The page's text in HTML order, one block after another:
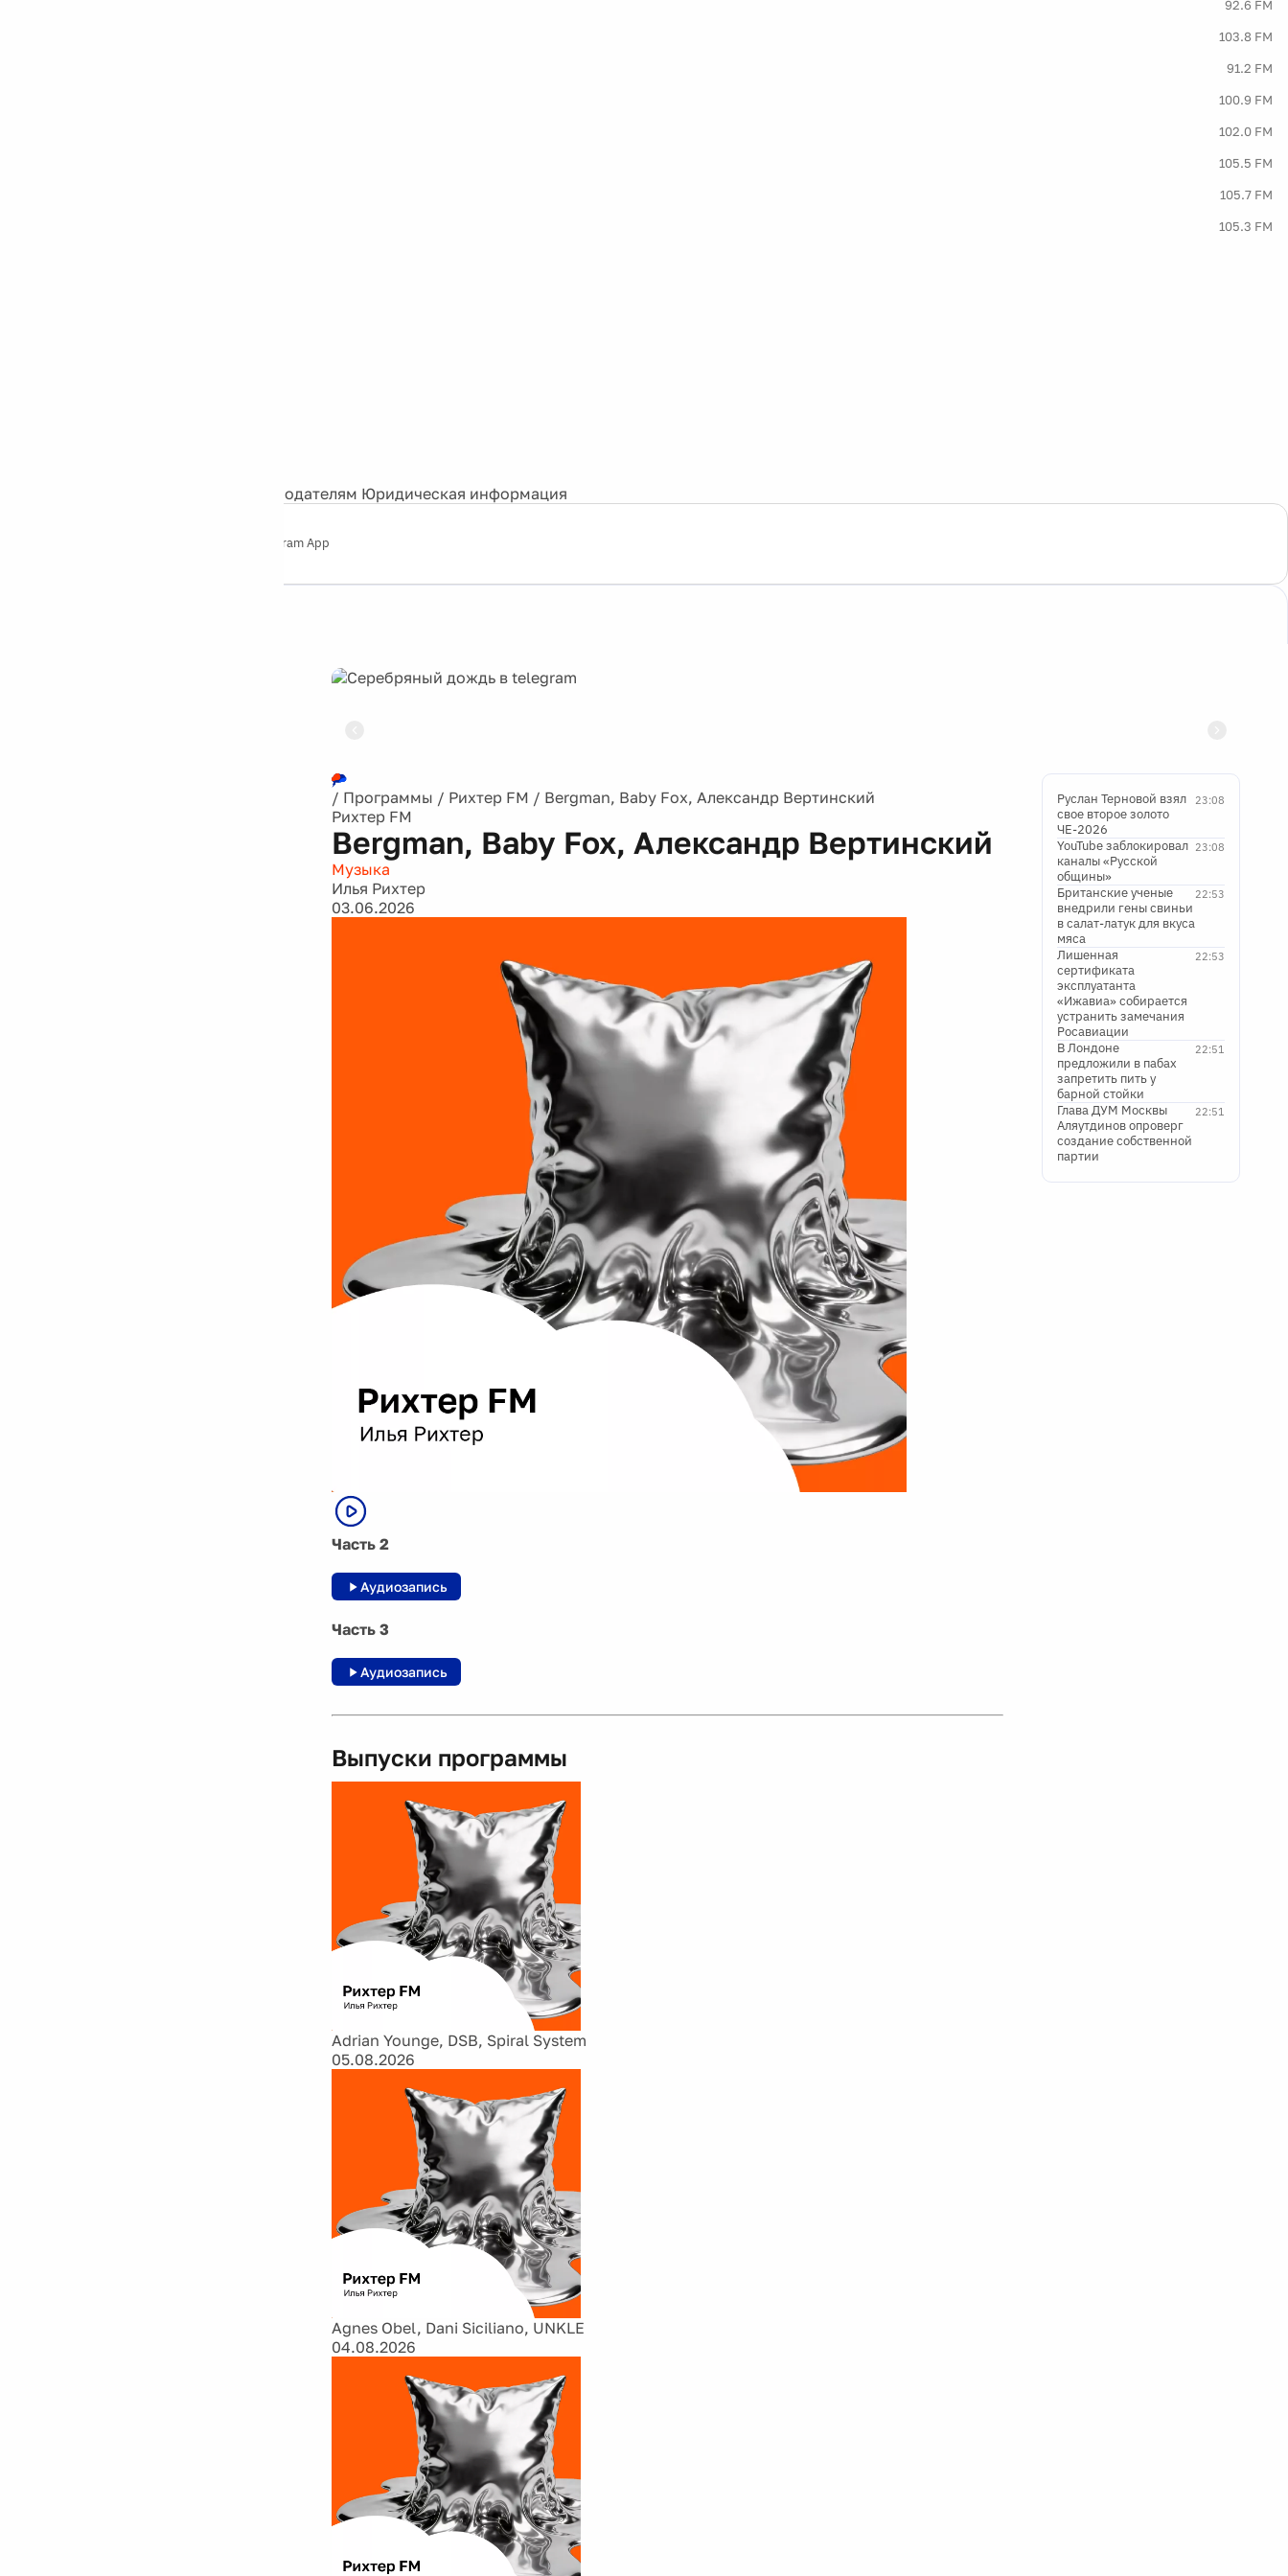
92.6 FM
103.8 FM
91.2 FM
100.9 FM
102.0 FM
105.5 FM
105.7 FM
105.3 FM
Рекламодателям Юридическая информация
Telegram App
/ Программы / Рихтер FM / Bergman, Baby Fox, Александр Вертинский
Рихтер FM
Bergman, Baby Fox, Александр Вертинский
Музыка
Илья Рихтер
03.06.2026
Часть 2
Аудиозапись
Часть 3
Аудиозапись
Выпуски программы
Adrian Younge, DSB, Spiral System
05.08.2026
Agnes Obel, Dani Siciliano, UNKLE
04.08.2026
23:08
Руслан Терновой взял
свое второе золото
ЧЕ-2026
23:08
YouTube заблокировал
каналы «Русской
общины»
22:53
Британские ученые
внедрили гены свиньи
в салат-латук для вкуса
мяса
22:53
Лишенная
сертификата
эксплуатанта
«Ижавиа» собирается
устранить замечания
Росавиации
22:51
В Лондоне
предложили в пабах
запретить пить у
барной стойки
22:51
Глава ДУМ Москвы
Аляутдинов опроверг
создание собственной
партии